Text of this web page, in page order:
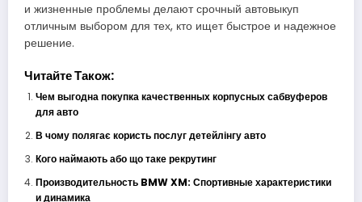
и жизненные проблемы делают срочный автовыкуп
отличным выбором для тех, кто ищет быстрое и надежное
решение.
Читайте Також:
Чем выгодна покупка качественных корпусных сабвуферов
для авто
В чому полягає користь послуг детейлінгу авто
Кого наймають або що таке рекрутинг
Производительность BMW XM: Спортивные характеристики
и динамика